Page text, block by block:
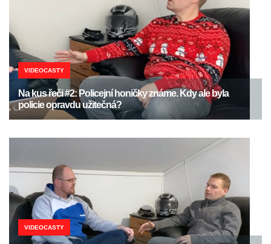
VIDEOCASTY
Na kus řeči #2: Policejní honičky známe. Kdy ale byla
policie opravdu užitečná?
VIDEOCASTY